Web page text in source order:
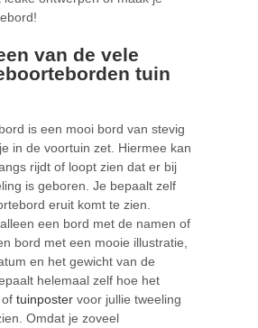
van de vele
tuin
is een mooi bord van stevig
in de voortuin zet. Hiermee kan
rijdt of loopt zien dat er bij
is geboren. Je bepaalt zelf
eruit komt te zien.
een bord met de namen of
bord met een mooie illustratie,
en het gewicht van de
helemaal zelf hoe het
tuinposter voor jullie tweeling
Omdat je zoveel